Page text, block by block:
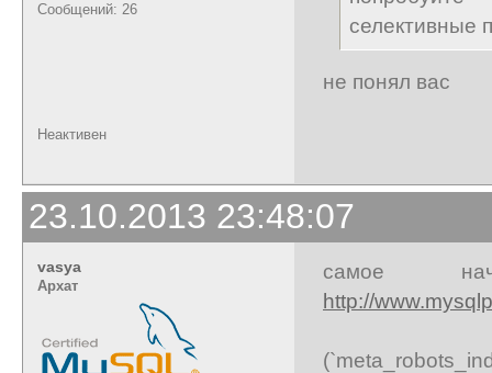
Сообщений: 26
селективные
не понял вас
Неактивен
23.10.2013 23:48:07
vasya
Архат
самое
http://